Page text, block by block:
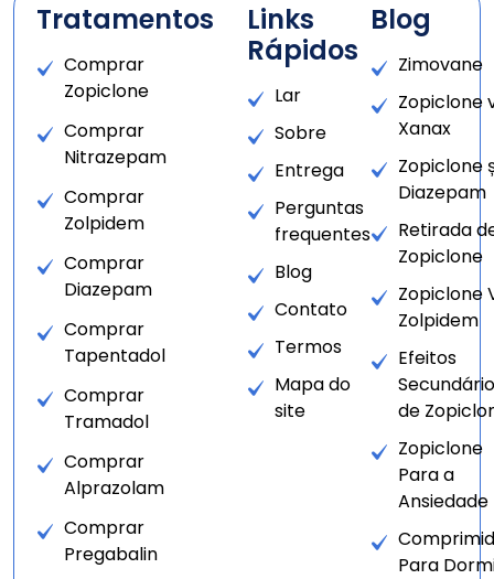
Tratamentos
Comprar
Zopiclone
Comprar
Nitrazepam
Comprar
Zolpidem
Comprar
Diazepam
Comprar
Tapentadol
Comprar
Tramadol
Comprar
Alprazolam
Comprar
Pregabalin
Links
Rápidos
Lar
Sobre
Entrega
Perguntas
frequentes
Blog
Contato
Termos
Mapa do
site
Blog
Zimovane
Zopiclone
Xanax
Zopiclone
Diazepam
Retirada
Zopiclone
Zopiclone
Zolpidem
Efeitos
de
Zopiclone
Para a
Ansiedade
Para